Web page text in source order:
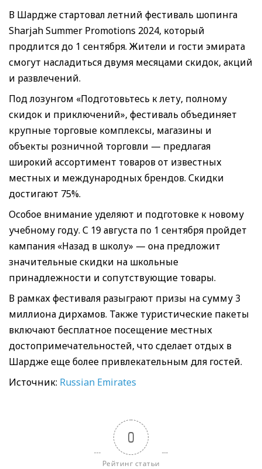
В Шардже стартовал летний фестиваль шопинга
Sharjah Summer Promotions 2024, который
продлится до 1 сентября. Жители и гости эмирата
смогут насладиться двумя месяцами скидок, акций
и развлечений.
Под лозунгом «Подготовьтесь к лету, полному
скидок и приключений», фестиваль объединяет
крупные торговые комплексы, магазины и
объекты розничной торговли — предлагая
широкий ассортимент товаров от известных
местных и международных брендов. Скидки
достигают 75%.
Особое внимание уделяют и подготовке к новому
учебному году. С 19 августа по 1 сентября пройдет
кампания «Назад в школу» — она предложит
значительные скидки на школьные
принадлежности и сопутствующие товары.
В рамках фестиваля разыграют призы на сумму 3
миллиона дирхамов. Также туристические пакеты
включают бесплатное посещение местных
достопримечательностей, что сделает отдых в
Шардже еще более привлекательным для гостей.
Источник: Russian Emirates
0
Рейтинг статьи